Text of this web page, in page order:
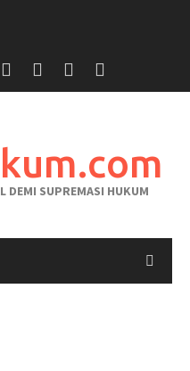
DEMI SUPREMASI HUKUM